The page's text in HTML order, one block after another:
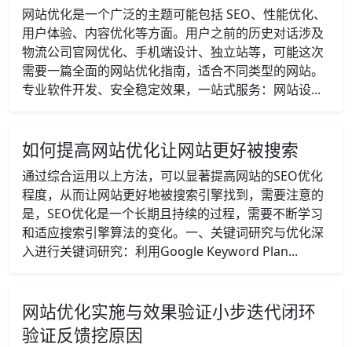
网站优化是一个广泛的主题可能包括 SEO、性能优化、
用户体验、内容优化等方面。用户之前的历史对话涉及
物流公司官网优化、手机端设计、独立站等，可能这次
需要一篇全面的网站优化指南，适合不同类型的网站。
专业软件开发、安全稳定效果，一站式服务：网站设...
如何提高网站优化让网站更好被搜索
通过综合运用以上方法，可以显著提高网站的SEO优化
程度，从而让网站更好地被搜索引擎找到，需要注意的
是，SEO优化是一个长期且持续的过程，需要不断学习
和适应搜索引擎算法的变化。一、关键词研究与优化深
入进行关键词研究：利用Google Keyword Plan...
网站优化实施与效果验证小步迭代闭环
验证反馈挖原因